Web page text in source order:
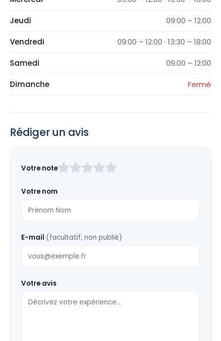
Jeudi 09:00 – 12:00
Vendredi 09:00 – 12:00 · 13:30 – 18:00
Samedi 09:00 – 12:00
Dimanche Fermé
Rédiger un avis
ce
vide
Votre note
Votre nom
E-mail (facultatif, non publié)
Votre avis